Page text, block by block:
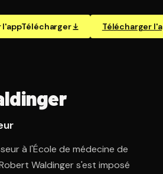
l'appTélécharger Télécharger
à l'École de médecine de
Waldinger s'est imposé